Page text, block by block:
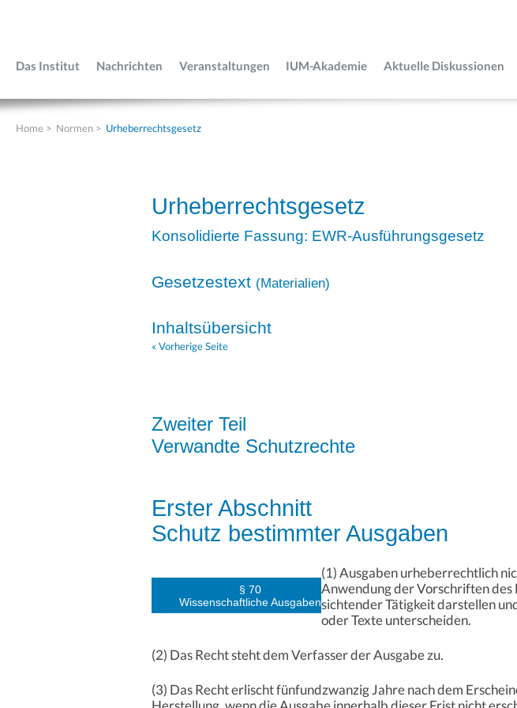
Das Institut Nachrichten Veranstaltungen IUM-Akademie Aktuelle Diskussionen
Home > Normen > Urheberrechtsgesetz
Urheberrechtsgesetz
Konsolidierte Fassung: EWR-Ausführungsgesetz
Gesetzestext (Materialien)
Inhaltsübersicht
« Vorherige Seite
Zweiter Teil
Verwandte Schutzrechte
Erster Abschnitt
Schutz bestimmter Ausgaben
§ 70
Wissenschaftliche Ausgaben
(1) Ausgaben urheberrechtlich
Anwendung der Vorschriften des
sichtender Tätigkeit darstellen
oder Texte unterscheiden.
(2) Das Recht steht dem Verfasser der Ausgabe zu.
(3) Das Recht erlischt fünfundzwanzig Jahre nach dem